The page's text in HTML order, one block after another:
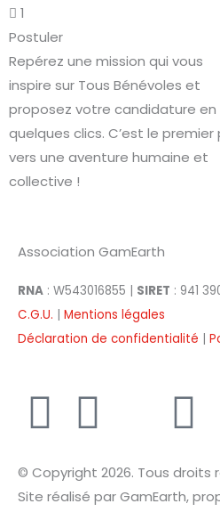
1
Postuler
Repérez une mission qui vous
inspire sur Tous Bénévoles et
proposez votre candidature en
quelques clics. C’est le premier
vers une aventure humaine et
collective !
Association GamEarth
RNA : W543016855 | SIRET : 941
C.G.U. | Mentions légales
Déclaration de confidentialité |
E
n
v
D
i
s
-
t
I
n
s
© Copyright 2026. Tous droits
Site réalisé par GamEarth,